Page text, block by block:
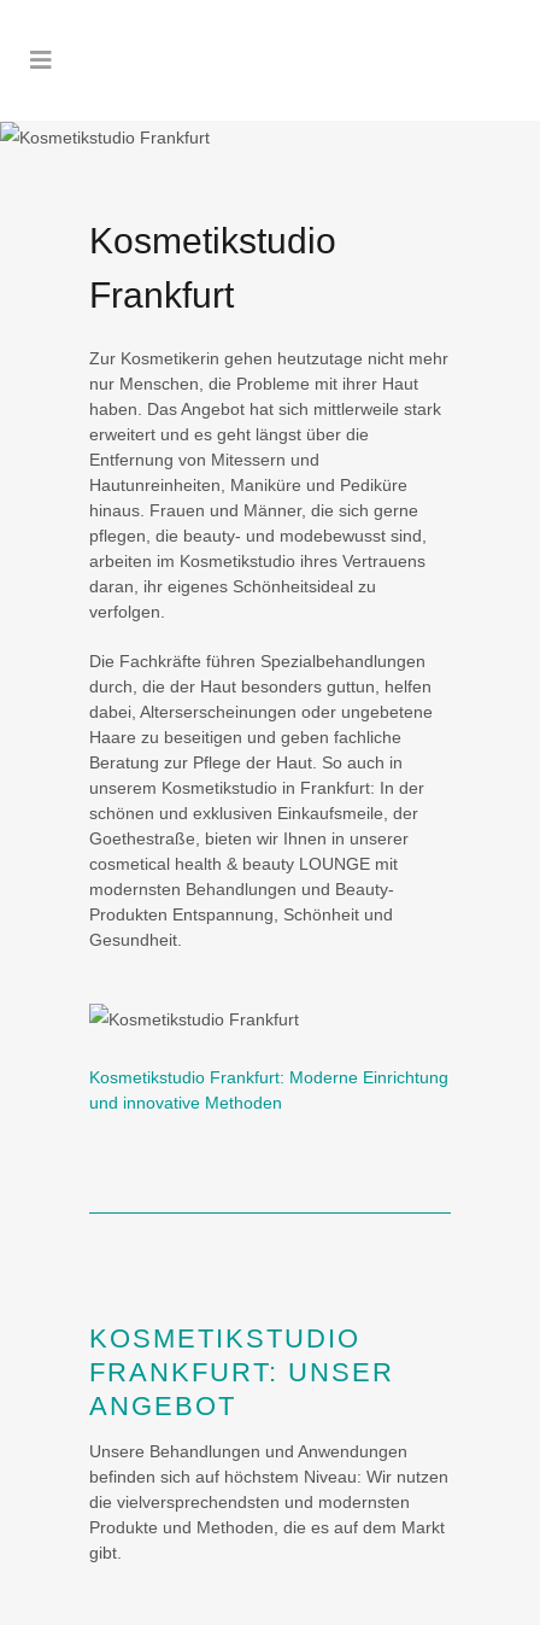
Kosmetikstudio
Frankfurt
Zur Kosmetikerin gehen heutzutage nicht mehr
nur Menschen, die Probleme mit ihrer Haut
haben. Das Angebot hat sich mittlerweile stark
erweitert und es geht längst über die
Entfernung von Mitessern und
Hautunreinheiten, Maniküre und Pediküre
hinaus. Frauen und Männer, die sich gerne
pflegen, die beauty- und modebewusst sind,
arbeiten im Kosmetikstudio ihres Vertrauens
daran, ihr eigenes Schönheitsideal zu
verfolgen.
Die Fachkräfte führen Spezialbehandlungen
durch, die der Haut besonders guttun, helfen
dabei, Alterserscheinungen oder ungebetene
Haare zu beseitigen und geben fachliche
Beratung zur Pflege der Haut. So auch in
unserem Kosmetikstudio in Frankfurt: In der
schönen und exklusiven Einkaufsmeile, der
Goethestraße, bieten wir Ihnen in unserer
cosmetical health & beauty LOUNGE mit
modernsten Behandlungen und Beauty-
Produkten Entspannung, Schönheit und
Gesundheit.
Kosmetikstudio Frankfurt: Moderne Einrichtung
und innovative Methoden
KOSMETIKSTUDIO
FRANKFURT: UNSER
ANGEBOT
Unsere Behandlungen und Anwendungen
befinden sich auf höchstem Niveau: Wir nutzen
die vielversprechendsten und modernsten
Produkte und Methoden, die es auf dem Markt
gibt.